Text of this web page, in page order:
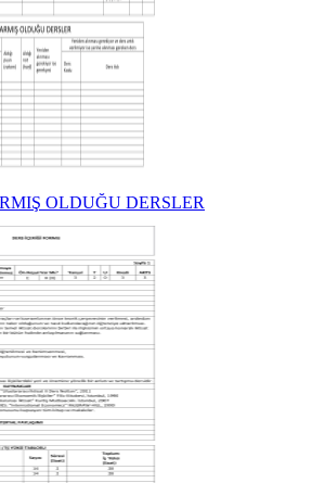
OLDUĞU DERSLER